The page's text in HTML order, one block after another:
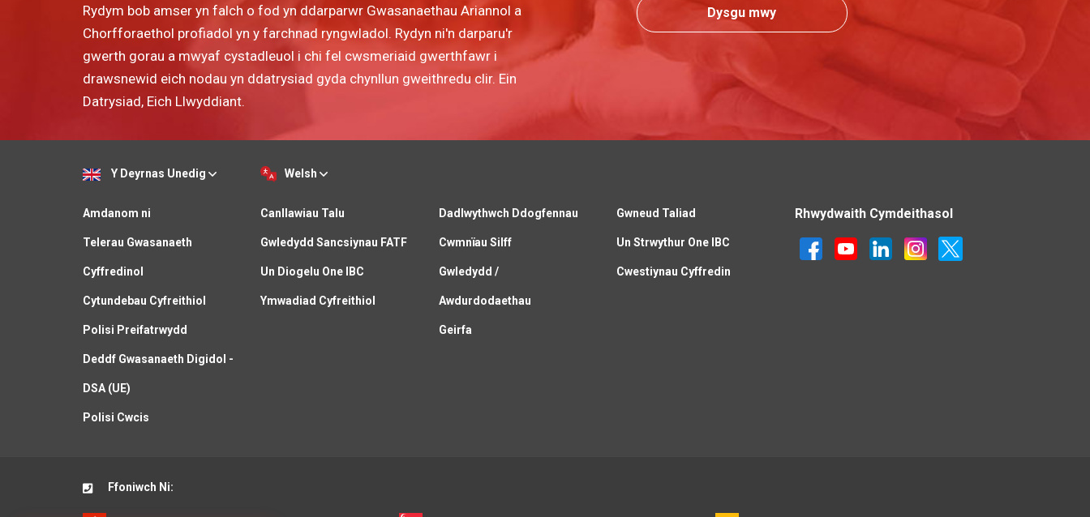
Rydym bob amser yn falch o fod yn ddarparwr Gwasanaethau Ariannol a
Chorfforaethol profiadol yn y farchnad ryngwladol. Rydyn ni'n darparu'r
gwerth gorau a mwyaf cystadleuol i chi fel cwsmeriaid gwerthfawr i
drawsnewid eich nodau yn ddatrysiad gyda chynllun gweithredu clir. Ein
Datrysiad, Eich Llwyddiant.
Dysgu mwy
Y Deyrnas Unedig Welsh
Amdanom ni
Telerau Gwasanaeth
Cyffredinol
Cytundebau Cyfreithiol
Polisi Preifatrwydd
Deddf Gwasanaeth Digidol -
DSA (UE)
Polisi Cwcis
Canllawiau Talu
Gwledydd Sancsiynau FATF
Un Diogelu One IBC
Ymwadiad Cyfreithiol
Dadlwythwch Ddogfennau
Cwmnïau Silff
Gwledydd /
Awdurdodaethau
Geirfa
Gwneud Taliad
Un Strwythur One IBC
Cwestiynau Cyffredin
Rhwydwaith Cymdeithasol
Ffoniwch Ni: